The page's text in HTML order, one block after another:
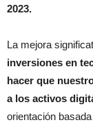
2023.
La mejora
inversiones en
hacer que
a los activos
orientación